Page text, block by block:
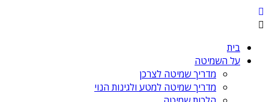
בית
על השמיטה
מדריך שמיטה לצרכן
מדריך שמיטה למטע ולגינות הנוי